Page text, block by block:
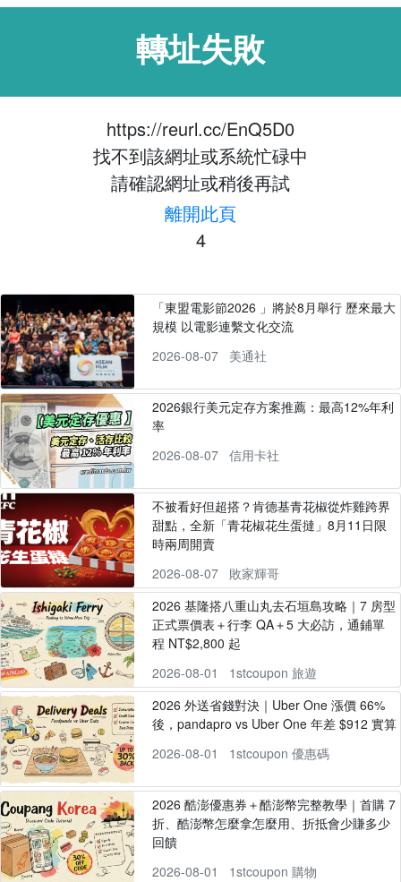
轉址失敗
https://reurl.cc/EnQ5D0
找不到該網址或系統忙碌中
請確認網址或稍後再試
離開此頁
4
「東盟電影節2026 」將於8月舉行 歷來最大
規模 以電影連繫文化交流
2026-08-07
美通社
2026銀行美元定存方案推薦：最高12%年利
率
2026-08-07
信用卡社
不被看好但超搭？肯德基青花椒從炸雞跨界
甜點，全新「青花椒花生蛋撻」8月11日限
時兩周開賣
2026-08-07
敗家輝哥
2026 基隆搭八重山丸去石垣島攻略｜7 房型
正式票價表＋行李 QA＋5 大必訪，通鋪單
程 NT$2,800 起
2026-08-01
1stcoupon 旅遊
2026 外送省錢對決｜Uber One 漲價 66%
後，pandapro vs Uber One 年差 $912 實算
2026-08-01
1stcoupon 優惠碼
2026 酷澎優惠券＋酷澎幣完整教學｜首購 7
折、酷澎幣怎麼拿怎麼用、折抵會少賺多少
回饋
2026-08-01
1stcoupon 購物